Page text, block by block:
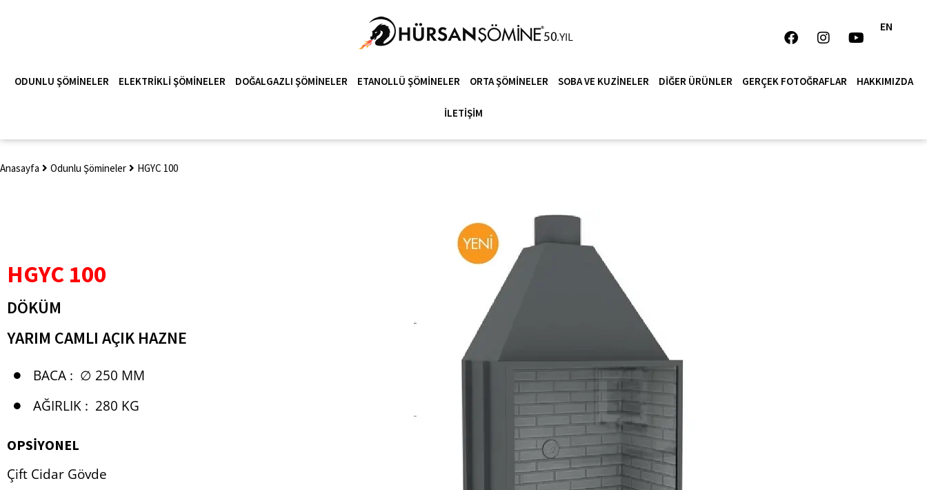
EN
ODUNLU ŞÖMINELER ELEKTRIKLI ŞÖMINELER DOĞALGAZLI ŞÖMINELER ETANOLLÜ ŞÖMINELER ORTA ŞÖMINELER SOBA VE KUZINELER DIĞER ÜRÜNLER GERÇEK FOTOĞRAFLAR HAKKIMIZDA
İLETIŞIM
Anasayfa Odunlu Şömineler HGYC 100
HGYC 100
DÖKÜM
YARIM CAMLI AÇIK HAZNE
BACA : ∅ 250 MM
AĞIRLIK : 280 KG
OPSİYONEL
Çift Cidar Gövde